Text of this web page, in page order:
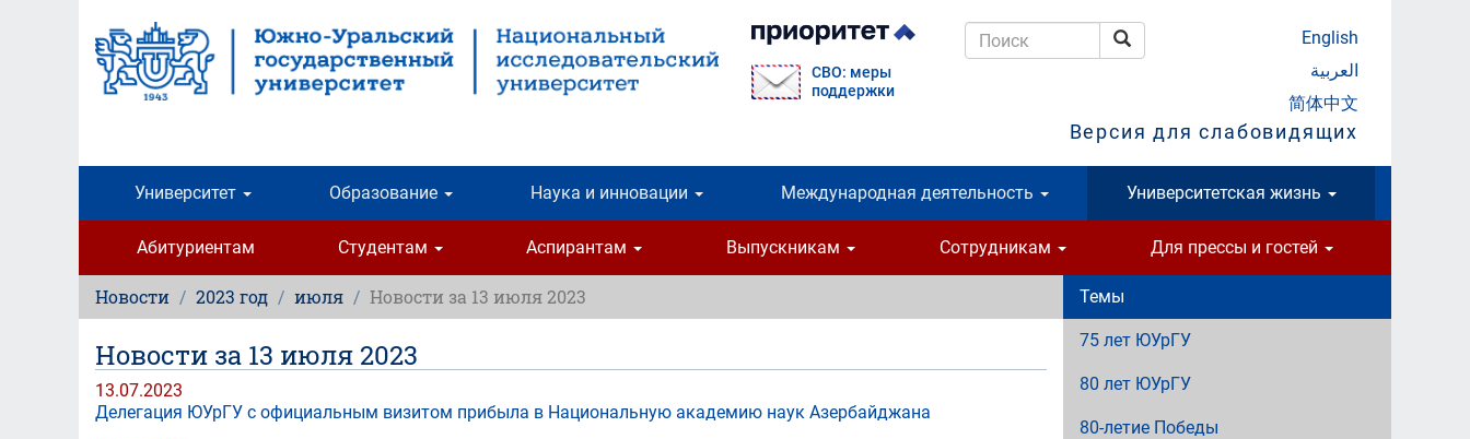
содержанию
СВО: меры
поддержки
Поиск
English
العربية
简体中文
Версия для слабовидящих
Университет Образование Наука и инновации Международная деятельность Университетская жизнь
Абитуриентам Студентам Аспирантам Выпускникам Сотрудникам Для прессы и гостей
Новости 2023 год июля Новости за 13 июля 2023
Новости за 13 июля 2023
13.07.2023
Делегация ЮУрГУ с официальным визитом прибыла в Национальную академию наук Азербайджана
Темы
75 лет ЮУрГУ
80 лет ЮУрГУ
80-летие Победы